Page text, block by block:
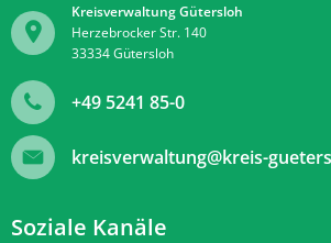
Kreisverwaltung Gütersloh
Herzebrocker Str. 140
33334Gütersloh
+49 5241 85-0
kreisverwaltung@kreis-
Soziale Kanäle